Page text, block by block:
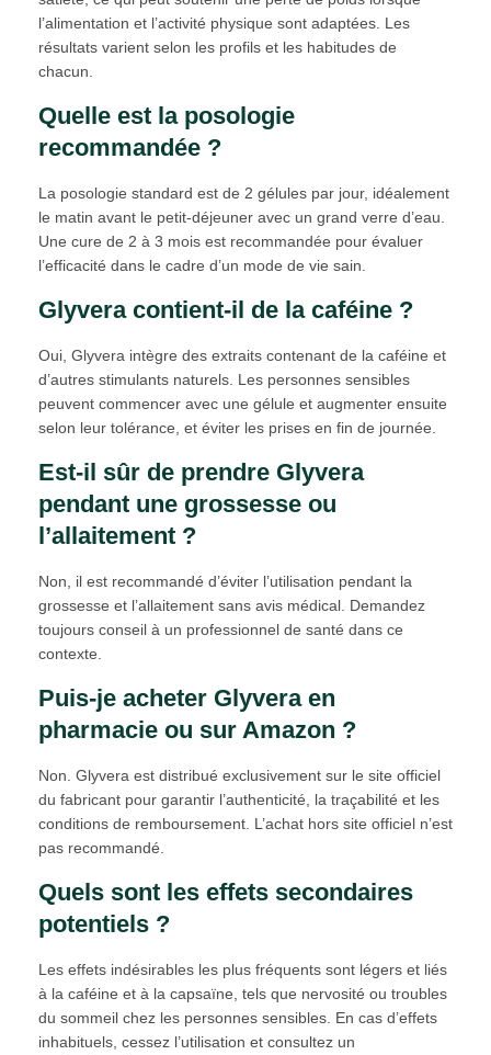
l’alimentation et l’activité physique sont adaptées. Les
résultats varient selon les profils et les habitudes de
chacun.
Quelle est la posologie
recommandée ?
La posologie standard est de 2 gélules par jour, idéalement
le matin avant le petit-déjeuner avec un grand verre d’eau.
Une cure de 2 à 3 mois est recommandée pour évaluer
l’efficacité dans le cadre d’un mode de vie sain.
Glyvera contient-il de la caféine ?
Oui, Glyvera intègre des extraits contenant de la caféine et
d’autres stimulants naturels. Les personnes sensibles
peuvent commencer avec une gélule et augmenter ensuite
selon leur tolérance, et éviter les prises en fin de journée.
Est-il sûr de prendre Glyvera
pendant une grossesse ou
l’allaitement ?
Non, il est recommandé d’éviter l’utilisation pendant la
grossesse et l’allaitement sans avis médical. Demandez
toujours conseil à un professionnel de santé dans ce
contexte.
Puis-je acheter Glyvera en
pharmacie ou sur Amazon ?
Non. Glyvera est distribué exclusivement sur le site officiel
du fabricant pour garantir l’authenticité, la traçabilité et les
conditions de remboursement. L’achat hors site officiel n’est
pas recommandé.
Quels sont les effets secondaires
potentiels ?
Les effets indésirables les plus fréquents sont légers et liés
à la caféine et à la capsaïne, tels que nervosité ou troubles
du sommeil chez les personnes sensibles. En cas d’effets
inhabituels, cessez l’utilisation et consultez un